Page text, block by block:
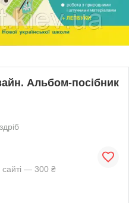
Альбом-посібник
сайті — 300 ₴